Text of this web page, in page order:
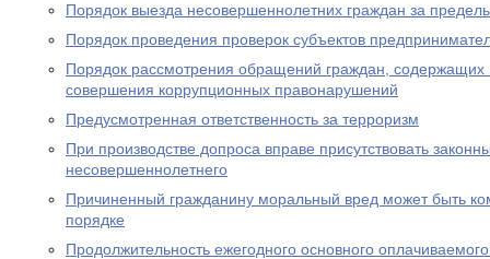
Порядок выезда несовершеннолетних граждан за
Порядок проведения проверок субъектов
Порядок рассмотрения обращений граждан,
совершения коррупционных правонарушений
Предусмотренная ответственность за терроризм
При производстве допроса вправе присутствовать
несовершеннолетнего
Причиненный гражданину моральный вред может быть
порядке
Продолжительность ежегодного основного оплачиваемого